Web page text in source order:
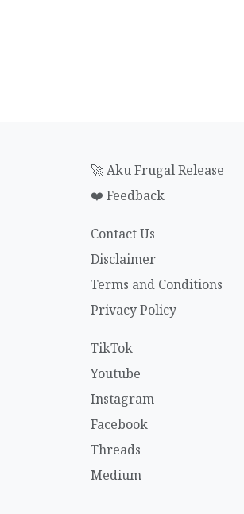
🚀 Aku Frugal Release
❤️ Feedback
Contact Us
Disclaimer
Terms and Conditions
Privacy Policy
TikTok
Youtube
Instagram
Facebook
Threads
Medium